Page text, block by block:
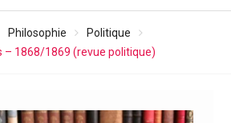
Philosophie
Politique
– 1868/1869 (revue politique)